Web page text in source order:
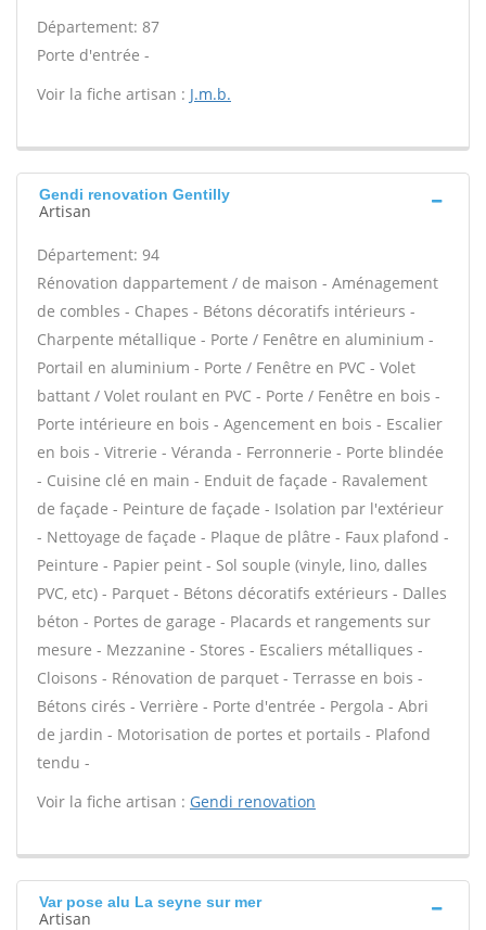
Département: 87
Porte d'entrée -
Voir la fiche artisan : J.m.b.
Gendi renovation Gentilly
Artisan
Département: 94
Rénovation dappartement / de maison - Aménagement
de combles - Chapes - Bétons décoratifs intérieurs -
Charpente métallique - Porte / Fenêtre en aluminium -
Portail en aluminium - Porte / Fenêtre en PVC - Volet
battant / Volet roulant en PVC - Porte / Fenêtre en bois -
Porte intérieure en bois - Agencement en bois - Escalier
en bois - Vitrerie - Véranda - Ferronnerie - Porte blindée
- Cuisine clé en main - Enduit de façade - Ravalement
de façade - Peinture de façade - Isolation par l'extérieur
- Nettoyage de façade - Plaque de plâtre - Faux plafond -
Peinture - Papier peint - Sol souple (vinyle, lino, dalles
PVC, etc) - Parquet - Bétons décoratifs extérieurs - Dalles
béton - Portes de garage - Placards et rangements sur
mesure - Mezzanine - Stores - Escaliers métalliques -
Cloisons - Rénovation de parquet - Terrasse en bois -
Bétons cirés - Verrière - Porte d'entrée - Pergola - Abri
de jardin - Motorisation de portes et portails - Plafond
tendu -
Voir la fiche artisan : Gendi renovation
Var pose alu La seyne sur mer
Artisan